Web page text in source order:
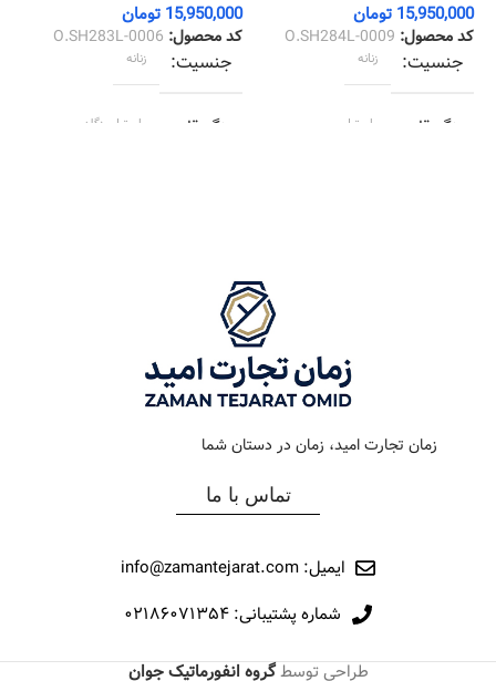
15,950,000 تومان
کد محصول: O.SH284L-0009
جنسیت زنانه
رنگ قاب استیل
کلاسیک
رفرانس 284
15,950,000 تومان
کد محصول: O.SH283L-0006
جنسیت زنانه
رنگ قاب استیل رزگلد
جنس بند
نوع ساعت
رفرانس
برند
زمان تجارت امید، زمان در دستان شما
تماس با ما
ایمیل: info@zamantejarat.com
شماره پشتیبانی: ۰۲۱۸۶۰۷۱۳۵۴
طراحی توسطگروه انفورماتیک جوان